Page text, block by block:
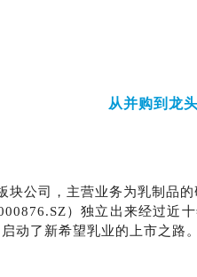
从并购到龙头
块公司，主营业务为乳制品
）独立出来经过近
动了新希望乳业的上市之路。